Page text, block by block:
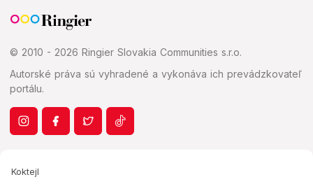
© 2010 - 2026 Ringier Slovakia Communities s.r.o.
Autorské práva sú vyhradené a vykonáva ich prevádzkovateľ
portálu.
Koktejl